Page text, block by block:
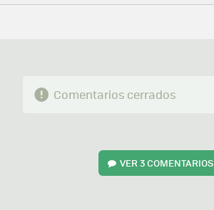
FACEBOOK
TWITTERFLIPBOARD
E-
WHATSAPP
Comentarios cerrados
VER3 COMENTARIOS